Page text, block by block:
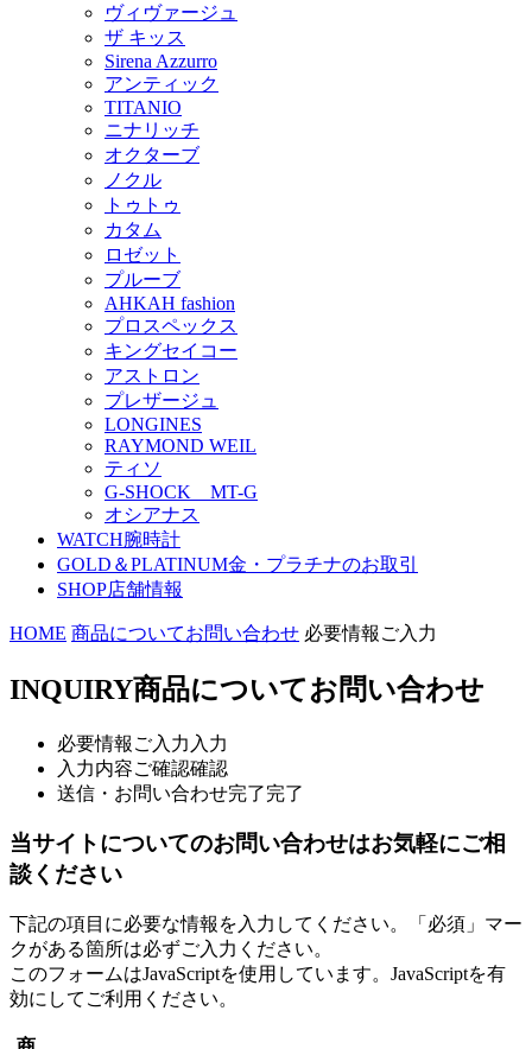
ヴィヴァージュ
ザ キッス
Sirena Azzurro
アンティック
TITANIO
ニナリッチ
オクターブ
ノクル
トゥトゥ
カタム
ロゼット
プルーブ
AHKAH fashion
プロスペックス
キングセイコー
アストロン
プレザージュ
LONGINES
RAYMOND WEIL
ティソ
G-SHOCK MT-G
オシアナス
WATCH腕時計
GOLD＆PLATINUM金・プラチナのお取引
SHOP店舗情報
HOME 商品についてお問い合わせ 必要情報ご入力
INQUIRY商品についてお問い合わせ
必要情報ご入力 入力
入力内容ご確認確認
送信・お問い合わせ完了完了
当サイトについてのお問い合わせはお気軽にご相
談ください
下記の項目に必要な情報を入力してください。「必須」マー
クがある箇所は必ずご入力ください。
このフォームはJavaScriptを使用しています。JavaScriptを有
効にしてご利用ください。